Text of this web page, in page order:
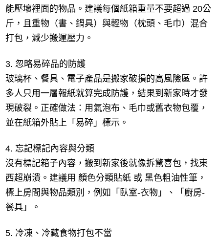
能壓壞裡面的物品。建議每個紙箱重量不要超過 20公
斤，且重物（書、鍋具）與輕物（枕頭、毛巾）混合
打包，減少搬運壓力。
3. 忽略易碎品的防護
玻璃杯、餐具、電子產品是搬家破損的高風險區。許
多人只用一層報紙就算完成防護，結果到新家時才發
現破裂。正確做法：用氣泡布、毛巾或舊衣物包覆，
並在紙箱外貼上「易碎」標示。
4. 忘記標記內容與分類
沒有標記箱子內容，搬到新家後就像拆驚喜包，找東
西超崩潰。建議用 顏色分類貼紙 或 黑色粗油性筆，
標上房間與物品類別，例如「臥室-衣物」、「廚房-
餐具」。
5. 冷凍、冷藏食物打包不當